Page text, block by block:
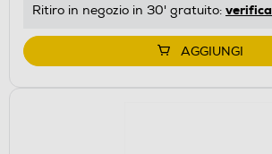
Ritiro in negozio in 30' gratuito: verifica
AGGIUNGI